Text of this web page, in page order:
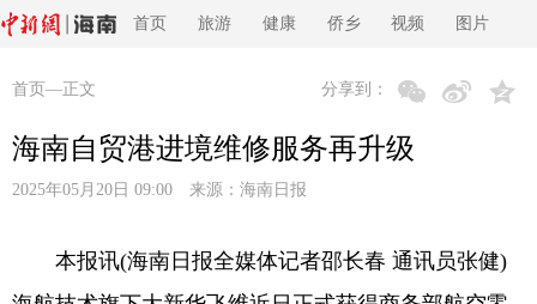
首页 旅游 健康 侨乡 视频 图片
首页 —正文 分享到：
海南自贸港进境维修服务再升级
2025年05月20日 09:00 来源： 海南日报
本报讯(海南日报全媒体记者邵长春 通讯员张健)